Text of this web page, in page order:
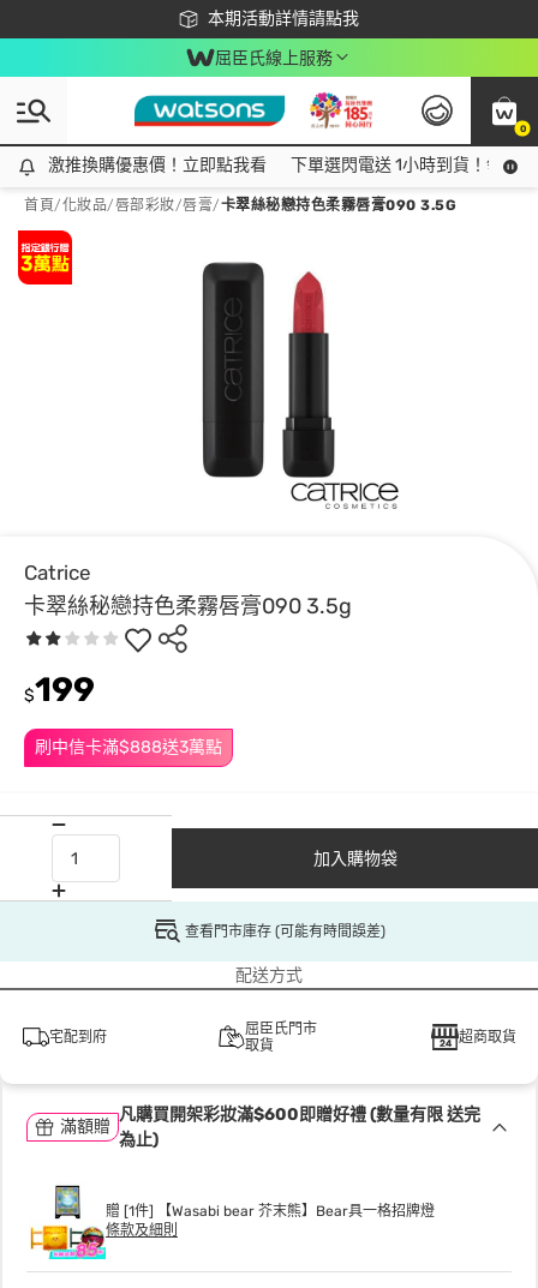
本期活動詳情請點我
下載app最高回饋$350
屈臣氏線上服務
0
激推換購優惠價！立即點我看
激推換購優惠價！立即點我看 下單選閃電送 1小時到貨！領神
首頁/化妝品/唇部彩妝/唇膏/卡翠絲秘戀持色柔霧唇膏090 3.5G
Catrice
卡翠絲秘戀持色柔霧唇膏090 3.5g
刷中信卡滿$888送3萬點
$199
加入購物袋
查看門市庫存 (可能有時間誤差)
配送方式
宅配到府
屈臣氏門市
取貨
超商取貨
滿額贈
凡購買開架彩妝滿$600即贈好禮 (數量有限 送完
為止)
贈 [1件] 【Wasabi bear 芥末熊】Bear具一格招牌燈
條款及細則